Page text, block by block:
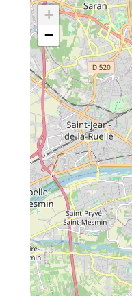
+
−